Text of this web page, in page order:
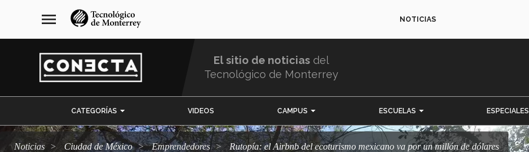
navegación
principal
menu NOTICIAS
El sitio de noticias del
Tecnológico de Monterrey
CATEGORÍAS VIDEOS CAMPUS ESCUELAS ESPECIALES
Noticias Ciudad de México emprendedores Rutopía: el Airbnb del ecoturismo mexicano va por un millón de dólares